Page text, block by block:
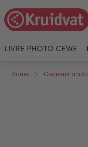
LIVRE PHOTO CEWE
Home Cadeaux